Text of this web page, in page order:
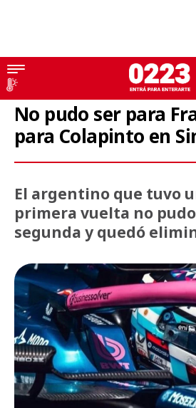
Gran Premio de Singapur
No pudo ser para
para Colapinto en
El argentino que tuvo
primera vuelta no
segunda y quedó